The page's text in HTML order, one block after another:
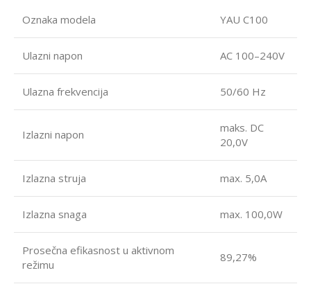
Oznaka modela YAU C100
Ulazni napon AC 100–240V
Ulazna frekvencija 50/60 Hz
Izlazni napon
maks. DC
20,0V
Izlazna struja max. 5,0A
Izlazna snaga max. 100,0W
Prosečna efikasnost u aktivnom
režimu
89,27%